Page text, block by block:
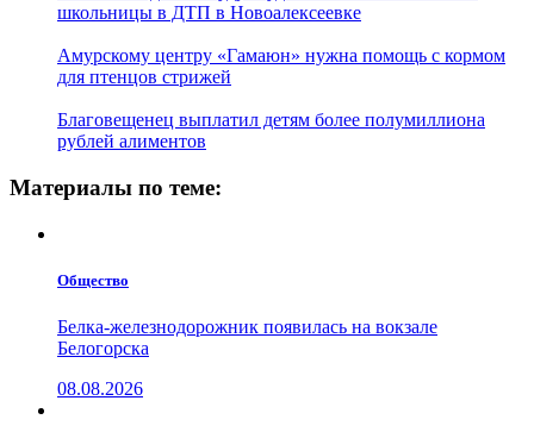
школьницы в ДТП в Новоалексеевке
Амурскому центру «Гамаюн» нужна помощь с кормом
для птенцов стрижей
Благовещенец выплатил детям более полумиллиона
рублей алиментов
Материалы по теме:
Общество
Белка-железнодорожник появилась на вокзале
Белогорска
08.08.2026